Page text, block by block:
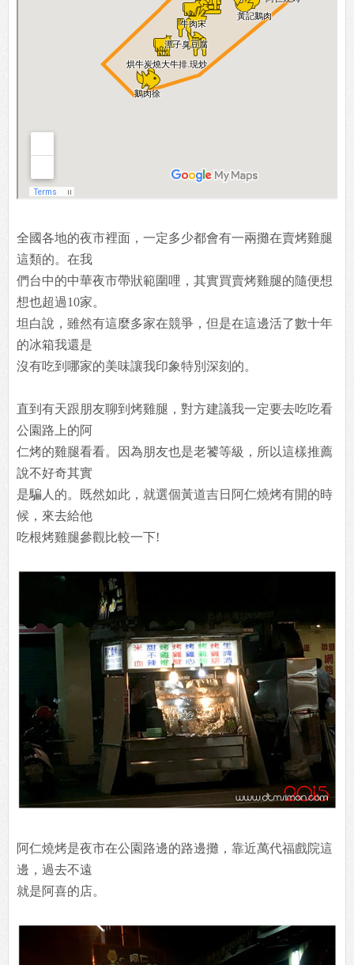
全國各地的夜市裡面，一定多少都會有一兩攤在賣烤雞腿
這類的。在我
們台中的中華夜市帶狀範圍哩，其實買賣烤雞腿的隨便想
想也超過10家。
坦白說，雖然有這麼多家在競爭，但是在這邊活了數十年
的冰箱我還是
沒有吃到哪家的美味讓我印象特別深刻的。
直到有天跟朋友聊到烤雞腿，對方建議我一定要去吃吃看
公園路上的阿
仁烤的雞腿看看。因為朋友也是老饕等級，所以這樣推薦
說不好奇其實
是騙人的。既然如此，就選個黃道吉日阿仁燒烤有開的時
候，來去給他
吃根烤雞腿參觀比較一下!
阿仁燒烤是夜市在公園路邊的路邊攤，靠近萬代福戲院這
邊，過去不遠
就是阿喜的店。